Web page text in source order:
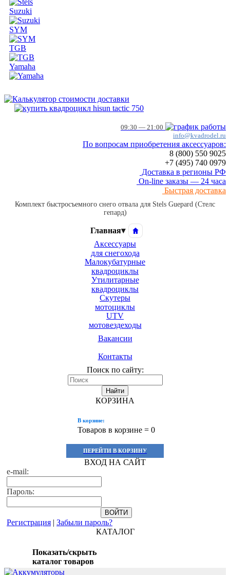
Suzuki
SYM
TGB
Yamaha
09:30 — 21:00
info@kvadrodel.ru
По вопросам приобретения аксессуаров:
8 (800) 550 9025
+7 (495) 740 0979
Доставка в регионы РФ
On-line заказы — 24 часа
Быстрая доставка
Комплект быстросъемного снего отвала для Stels Guepard (Стелс
гепард)
Главная▾
Аксессуары
для снегохода
Малокубатурные
квадроциклы
Утилитарные
квадроциклы
Скутеры
мотоциклы
UTV
мотовездеходы
Вакансии
Контакты
Поиск по сайту:
Найти
КОРЗИНА
В корзине:
Товаров в корзине = 0
ПЕРЕЙТИ В КОРЗИНУ
ВХОД НА САЙТ
e-mail:
Пароль:
Регистрация | Забыли пароль?
КАТАЛОГ
Показать/скрыть
каталог товаров